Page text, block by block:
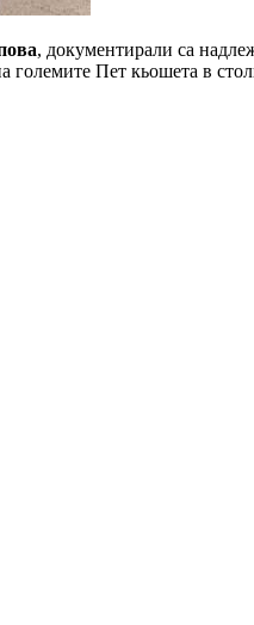
, документирали са
Пет кьошета в